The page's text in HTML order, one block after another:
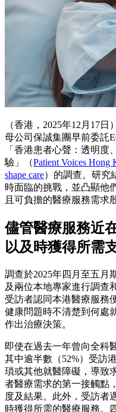
（香港，2025年12月17
母公司保誠集團早前委託
「香港患者心聲：透明
驗」（Patient Voices Hong
shape care）的調查。研究
時面臨的挑戰，並凸顯他
且可負擔的醫療服務需求
儘管醫療服務近
以及時獲得所需
調查於2025年四月至五月
及兩位本地專家進行調查
受訪者認同本港醫療服務
健康問題時不清楚到何處
作出治療決策。
即使在過去一年曾向全科
其中逾半數（52%）受訪
瑣或其他就醫障礙，導致
者醫療需求的第一接觸點
度及結果。此外，受訪者
時獲得所需的醫療服務。